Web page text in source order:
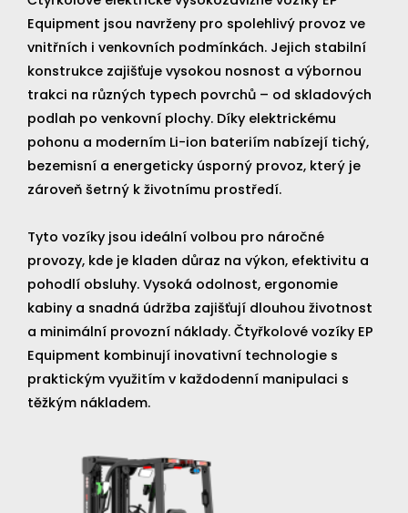
Equipment jsou navrženy pro spolehlivý provoz ve
vnitřních i venkovních podmínkách. Jejich stabilní
konstrukce zajišťuje vysokou nosnost a výbornou
trakci na různých typech povrchů – od skladových
podlah po venkovní plochy. Díky elektrickému
pohonu a moderním Li-ion bateriím nabízejí tichý,
bezemisní a energeticky úsporný provoz, který je
zároveň šetrný k životnímu prostředí.
Tyto vozíky jsou ideální volbou pro náročné
provozy, kde je kladen důraz na výkon, efektivitu a
pohodlí obsluhy. Vysoká odolnost, ergonomie
kabiny a snadná údržba zajišťují dlouhou životnost
a minimální provozní náklady. Čtyřkolové vozíky EP
Equipment kombinují inovativní technologie s
praktickým využitím v každodenní manipulaci s
těžkým nákladem.